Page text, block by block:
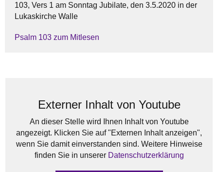
103, Vers 1 am Sonntag Jubilate, den 3.5.2020 in der
Lukaskirche Walle
Psalm 103 zum Mitlesen
Externer Inhalt von Youtube
An dieser Stelle wird Ihnen Inhalt von Youtube
angezeigt. Klicken Sie auf "Externen Inhalt anzeigen",
wenn Sie damit einverstanden sind. Weitere Hinweise
finden Sie in unserer Datenschutzerklärung